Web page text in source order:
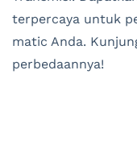
terpercaya untuk
matic Anda.
perbedaannya!